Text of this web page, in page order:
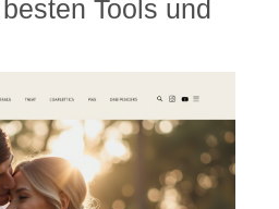
Tools und